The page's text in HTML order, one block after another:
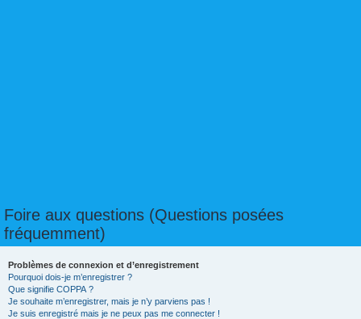
Foire aux questions (Questions posées
fréquemment)
Problèmes de connexion et d’enregistrement
Pourquoi dois-je m’enregistrer ?
Que signifie COPPA ?
Je souhaite m’enregistrer, mais je n’y parviens pas !
Je suis enregistré mais je ne peux pas me connecter !